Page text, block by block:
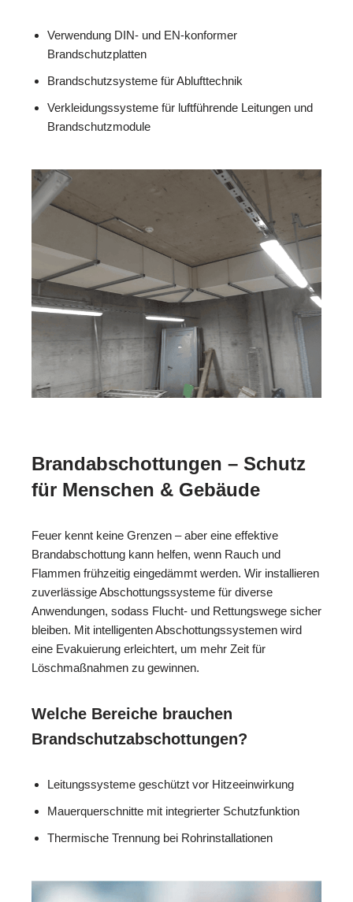
Verwendung DIN- und EN-konformer
Brandschutzplatten
Brandschutzsysteme für Ablufttechnik
Verkleidungssysteme für luftführende Leitungen und
Brandschutzmodule
Brandabschottungen – Schutz
für Menschen & Gebäude
Feuer kennt keine Grenzen – aber eine effektive
Brandabschottung kann helfen, wenn Rauch und
Flammen frühzeitig eingedämmt werden. Wir installieren
zuverlässige Abschottungssysteme für diverse
Anwendungen, sodass Flucht- und Rettungswege sicher
bleiben. Mit intelligenten Abschottungssystemen wird
eine Evakuierung erleichtert, um mehr Zeit für
Löschmaßnahmen zu gewinnen.
Welche Bereiche brauchen
Brandschutzabschottungen?
Leitungssysteme geschützt vor Hitzeeinwirkung
Mauerquerschnitte mit integrierter Schutzfunktion
Thermische Trennung bei Rohrinstallationen